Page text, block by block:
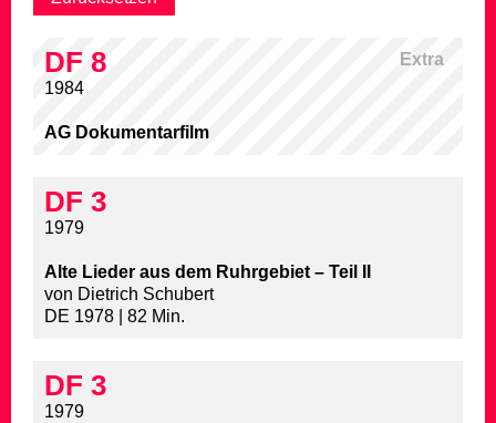
Extra
DF 8
1984
AG Dokumentarfilm
DF 3
1979
Alte Lieder aus dem Ruhrgebiet – Teil II
von Dietrich Schubert
DE 1978 | 82 Min.
DF 3
1979